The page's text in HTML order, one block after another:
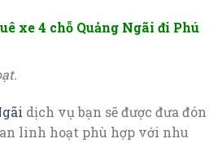
xe 4 chỗ Quảng Ngãi đi Phú
dịch vụ bạn sẽ được đưa đón
linh hoạt phù hợp với nhu